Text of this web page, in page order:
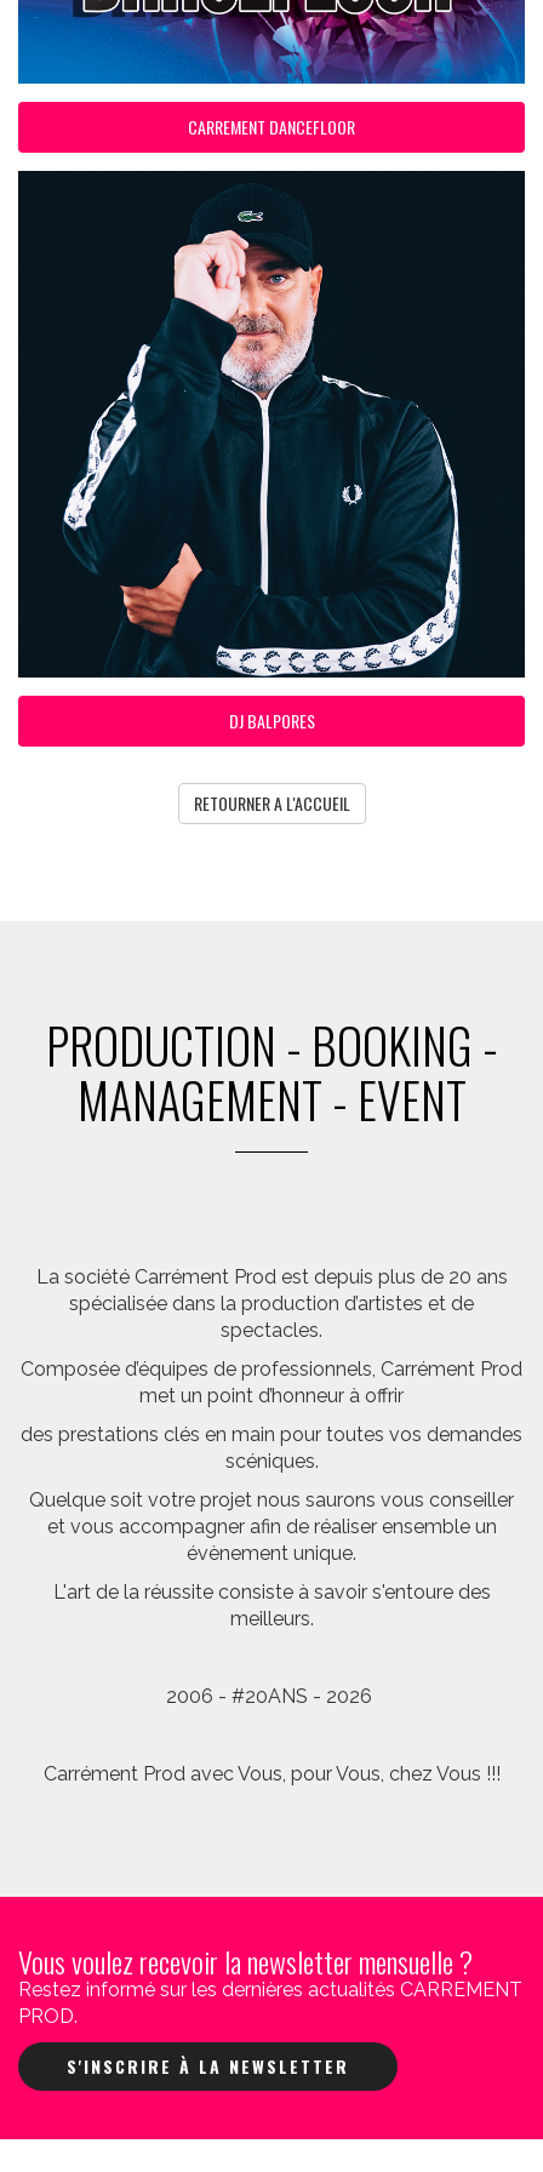
CARREMENT DANCEFLOOR
DJ BALPORES
RETOURNER A L'ACCUEIL
PRODUCTION - BOOKING -
MANAGEMENT - EVENT
La société Carrément Prod est depuis plus de 20 ans
spécialisée dans la production d’artistes et de
spectacles.
Composée d’équipes de professionnels, Carrément Prod
met un point d’honneur à offrir
des prestations clés en main pour toutes vos demandes
scéniques.
Quelque soit votre projet nous saurons vous conseiller
et vous accompagner afin de réaliser ensemble un
évènement unique.
L'art de la réussite consiste à savoir s'entoure des
meilleurs.
2006 - #20ANS - 2026
Carrément Prod avec Vous, pour Vous, chez Vous !!!
Vous voulez recevoir la newsletter mensuelle ?
Restez informé sur les dernières actualités CARREMENT
PROD.
S'INSCRIRE À LA NEWSLETTER